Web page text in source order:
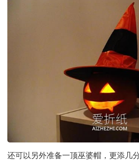
还可以另外准备一顶巫婆帽，更添几分